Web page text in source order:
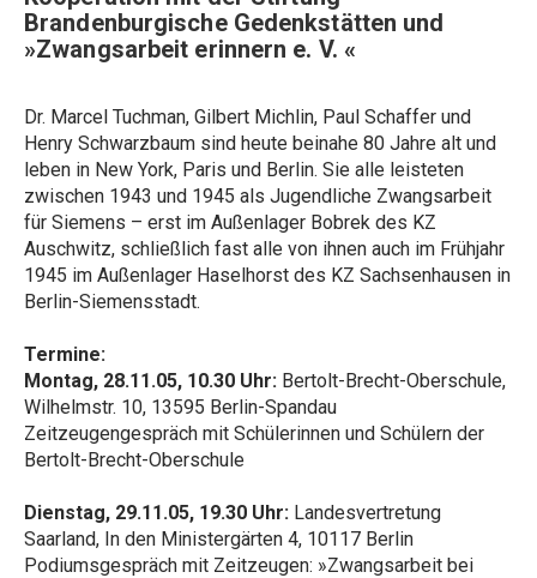
Brandenburgische Gedenkstätten und
»Zwangsarbeit erinnern e. V. «
Dr. Marcel Tuchman, Gilbert Michlin, Paul Schaffer und
Henry Schwarzbaum sind heute beinahe 80 Jahre alt und
leben in New York, Paris und Berlin. Sie alle leisteten
zwischen 1943 und 1945 als Jugendliche Zwangsarbeit
für Siemens – erst im Außenlager Bobrek des KZ
Auschwitz, schließlich fast alle von ihnen auch im Frühjahr
1945 im Außenlager Haselhorst des KZ Sachsenhausen in
Berlin-Siemensstadt.
Termine:
Montag, 28.11.05, 10.30 Uhr: Bertolt-Brecht-Oberschule,
Wilhelmstr. 10, 13595 Berlin-Spandau
Zeitzeugengespräch mit Schülerinnen und Schülern der
Bertolt-Brecht-Oberschule
Dienstag, 29.11.05, 19.30 Uhr: Landesvertretung
Saarland, In den Ministergärten 4, 10117 Berlin
Podiumsgespräch mit Zeitzeugen: »Zwangsarbeit bei